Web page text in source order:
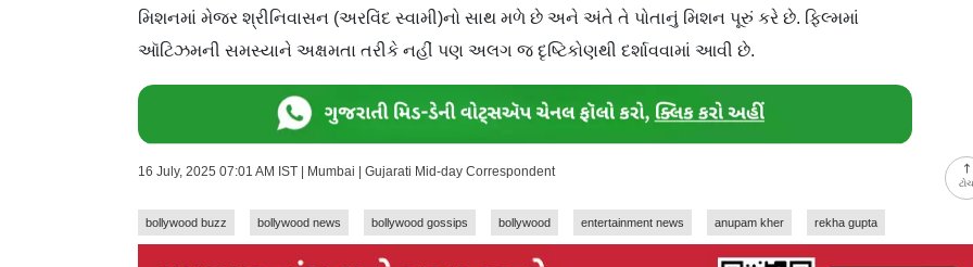
મિશનમાં મેજર શ્રીનિવાસન (અરવિંદ સ્વામી)નો સાથ મળે છે અને અંતે તે પોતાનું મિશન પૂરું કરે છે. ફિલ્મમાં
ઑટિઝમની સમસ્યાને અક્ષમતા તરીકે નહીં પણ અલગ જ દૃષ્ટિકોણથી દર્શાવવામાં આવી છે.
16 July, 2025 07:01 AM IST | Mumbai | Gujarati Mid-day Correspondent
bollywood buzz bollywood news bollywood gossips bollywood entertainment news anupam kher rekha gupta